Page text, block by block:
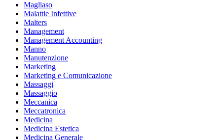
Magliaso
Malattie Infettive
Malters
Management
Management Accounting
Manno
Manutenzione
Marketing
Marketing e Comunicazione
Massaggi
Massaggio
Meccanica
Meccatronica
Medicina
Medicina Estetica
Medicina Generale